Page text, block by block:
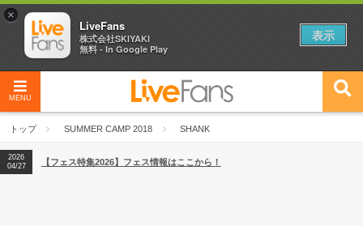
MENU
トップ SUMMER CAMP 2018 SHANK
2026
04/27
2026
【ライブ動員ランキング】2026年上半期編発表！
2026
04/27
【フェス特集2026】フェス情報はここから！
×
LiveFans
株式会社SKIYAKI
無料 - In Google Play
表示